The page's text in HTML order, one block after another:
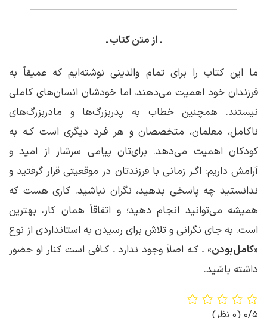
ـ از متن کتاب ـ
ما این کتاب را برای تمام والدینی نوشته‌ایم که عمیقاً به
فرزندان خود اهمیت می‌دهند، اما خودشان انسان‌های کاملی
نیستند. همچنین خطاب به پدربزرگ‌ها و مادربزرگ‌های
ناکامل، معلمان، متخصصان و هر فـرد دیگری است کـه به
کودکان اهمیت می‌دهد. برای‌تان پیامی سرشار از امید و
آرامش داریم: اگـر زمانی با فرزندتان در موقعیتی قرار گرفتید و
ندانستید چه پاسخی بدهید، نگران نباشید. کاری هست که
همیشه می‌توانید انجام دهید؛ و اتفاقاً همان کار، بهترین
است. به جای نگرانی و تلاش برای رسیدن به استانداردی از نوع
«کامل‌بودن» ـ کـه اصلاً وجود ندارد ـ کـافی است کنار او حضور
داشته باشید.